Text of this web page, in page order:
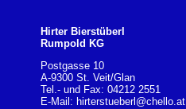
Hirter Bierstüberl
Rumpold KG
Postgasse 10
A-9300 St. Veit/Glan
Tel.- und Fax: 04212 2551
E-Mail: hirterstueberl@chello.at